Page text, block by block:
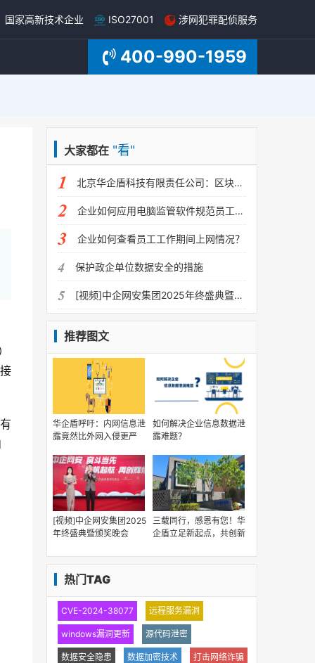
国家高新技术企业 ISO27001 涉网犯罪配侦服务
400-990-1959
大家都在 "看"
北京华企盾科技有限责任公司：区块链大数据取证管理平台概述
企业如何应用电脑监管软件规范员工行为
企业如何查看员工工作期间上网情况？
保护政企单位数据安全的措施
[视频]中企网安集团2025年终盛典暨颁奖晚会
推荐图文
华企盾呼吁：内网信息泄
露竟然比外网入侵更严
如何解决企业信息数据泄
露难题？
[视频]中企网安集团2025
年终盛典暨颁奖晚会
三载同行，感恩有您！华
企盾立足新起点，共创新
热门TAG
CVE-2024-38077 远程服务漏洞
windows漏洞更新 源代码泄密
数据安全隐患 数据加密技术 打击网络诈骗